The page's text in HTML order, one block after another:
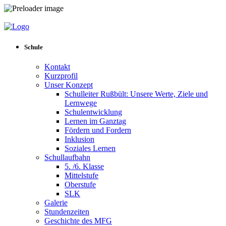
Schule
Kontakt
Kurzprofil
Unser Konzept
Schulleiter Rußbült: Unsere Werte, Ziele und
Lernwege
Schulentwicklung
Lernen im Ganztag
Fördern und Fordern
Inklusion
Soziales Lernen
Schullaufbahn
5. /6. Klasse
Mittelstufe
Oberstufe
SLK
Galerie
Stundenzeiten
Geschichte des MFG